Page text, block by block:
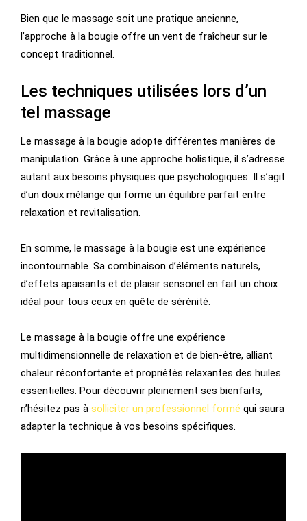
Bien que le massage soit une pratique ancienne,
l’approche à la bougie offre un vent de fraîcheur sur le
concept traditionnel.
Les techniques utilisées lors d’un
tel massage
Le massage à la bougie adopte différentes manières de
manipulation. Grâce à une approche holistique, il s’adresse
autant aux besoins physiques que psychologiques. Il s’agit
d’un doux mélange qui forme un équilibre parfait entre
relaxation et revitalisation.
En somme, le massage à la bougie est une expérience
incontournable. Sa combinaison d’éléments naturels,
d’effets apaisants et de plaisir sensoriel en fait un choix
idéal pour tous ceux en quête de sérénité.
Le massage à la bougie offre une expérience
multidimensionnelle de relaxation et de bien-être, alliant
chaleur réconfortante et propriétés relaxantes des huiles
essentielles. Pour découvrir pleinement ses bienfaits,
n’hésitez pas à solliciter un professionnel formé qui saura
adapter la technique à vos besoins spécifiques.